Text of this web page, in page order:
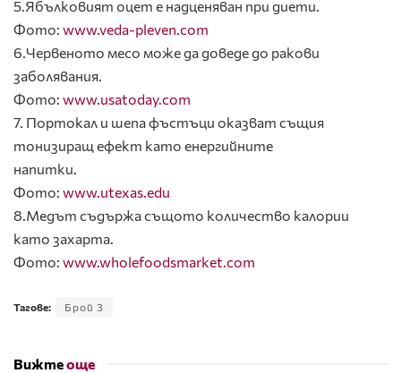
5.Ябълковият оцет е надценяван при диети.
Фото: www.veda-pleven.com
6.Червеното месо може да доведе до ракови
заболявания.
Фото: www.usatoday.com
7. Портокал и шепа фъстъци оказват същия
тонизиращ ефект като енергийните
напитки.
Фото: www.utexas.edu
8.Медът съдържа същото количество калории
като захарта.
Фото: www.wholefoodsmarket.com
Тагове: Брой 3
Вижтеоще